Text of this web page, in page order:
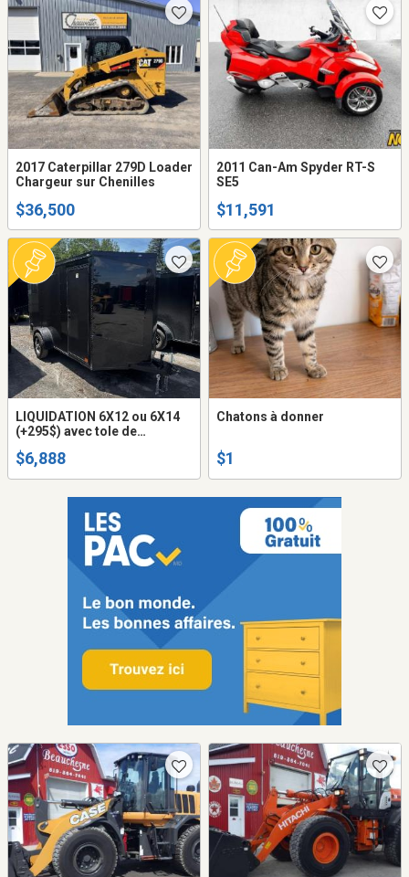
2017 Caterpillar 279D Loader
Chargeur sur Chenilles
$36,500
2011 Can-Am Spyder RT-S
SE5
$11,591
LIQUIDATION 6X12 ou 6X14
(+295$) avec tole de
pas) remorque fermée trailer
$6,888
Chatons à donner
$1